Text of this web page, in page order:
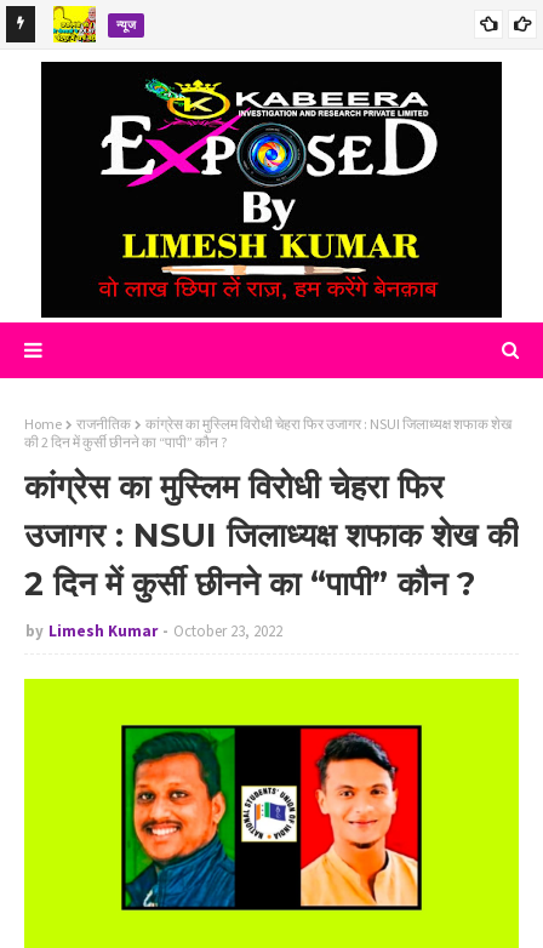
न्यूज
Chandrapur leaders failed to spend Rs 101.87 crore on Prime
Minister's schemes : प्रधानमंत्री योजनाओं के 101.87 करोड़ खर्च करने में
चंद्रपुर के नेता फेल
Home राजनीतिक
कांग्रेस का मुस्लिम विरोधी चेहरा फिर उजागर : NSUI जिलाध्यक्ष शफाक शेख
की 2 दिन में कुर्सी छीनने का “पापी” कौन ?
कांग्रेस का मुस्लिम विरोधी चेहरा फिर
उजागर : NSUI जिलाध्यक्ष शफाक शेख की
2 दिन में कुर्सी छीनने का “पापी” कौन ?
by Limesh Kumar October 23, 2022